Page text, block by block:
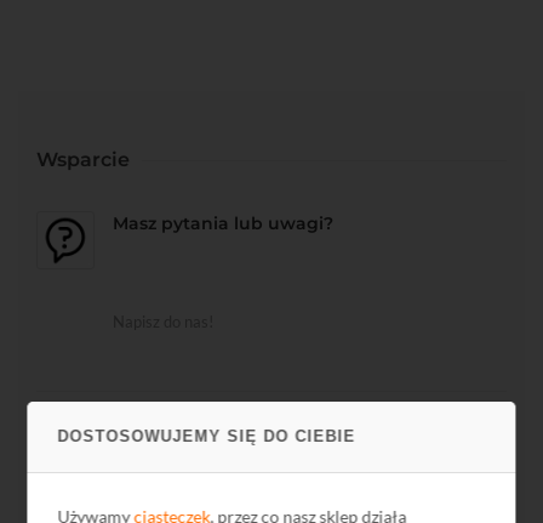
DOSTOSOWUJEMY SIĘ DO CIEBIE
Używamyciasteczek, przez co nasz sklep działa
Wsparcie
Masz pytania lub uwagi?
Biblioteka działu